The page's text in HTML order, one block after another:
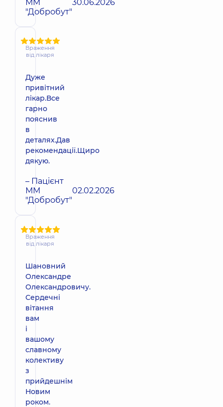
ММ
"Добробут"
30.06.2026
Враження
від лікаря
Дуже
привітний
лікар.Все
гарно
пояснив
в
деталях.Дав
рекомендації.Щиро
дякую.
– Пацієнт
ММ
"Добробут"
02.02.2026
Враження
від лікаря
Шановний
Олександре
Олександровичу.
Сердечні
вітання
вам
і
вашому
славному
колективу
з
прийдешнім
Новим
роком.